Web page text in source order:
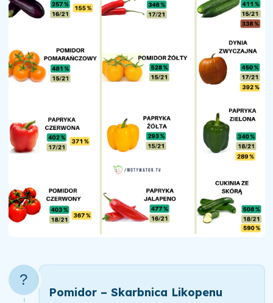
?
Pomidor – Skarbnica Likopenu